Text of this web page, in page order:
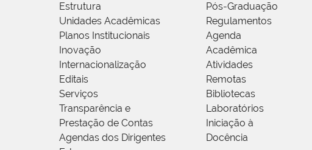
Estrutura
Unidades Acadêmicas
Planos Institucionais
Inovação
Internacionalização
Editais
Serviços
Transparência e
Prestação de Contas
Agendas dos Dirigentes
Pós-Graduação
Regulamentos
Agenda
Acadêmica
Atividades
Remotas
Bibliotecas
Laboratórios
Iniciação à
Docência